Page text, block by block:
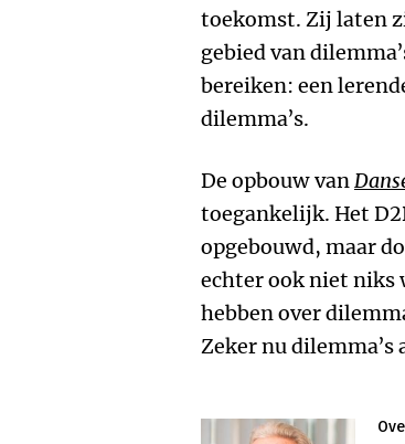
toekomst. Zij laten
gebied van
bereiken: een
dilemma’s.
De opbouw van
toegankelijk. Het
opgebouwd, maar
echter ook niet niks
hebben over
Zeker nu dilemma’s